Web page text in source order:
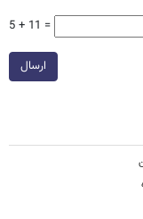
5 + 11 =
ارسال